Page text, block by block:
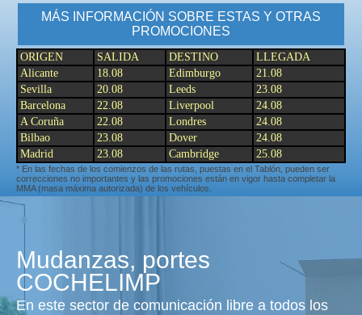
MÁS INFORMACIÓN SOBRE ESTAS Y OTRAS
PROMOCIONES
ORIGEN SALIDA DESTINO
LLEGADA
Alicante
18.08 Edimburgo
21.08
Sevilla
20.08 Leeds
23.08
Barcelona
22.08 Liverpool
24.08
A Coruña
22.08 Londres
24.08
Bilbao
23.08 Dover
24.08
Madrid
23.08 Cambridge 25.08
* En las fechas de los comienzos de las rutas, puestas en el Tablón, pueden ser
correcciones no importantes y las promociones están en vigor hasta completar la
MMA (masa máxima autorizada) de los vehículos.
Mudanzas, portes
COCHELIMP
En este sector de comunicación libre a todos los